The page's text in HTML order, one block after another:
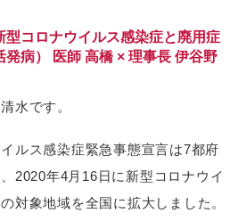
型コロナウイルス感染症と廃用症
発病） 医師 高橋 × 理事長 伊谷野
水です。
ルス感染症緊急事態宣言は7都府
2020年4月16日に新型コロナウイ
対象地域を全国に拡大しました。